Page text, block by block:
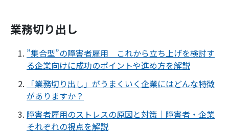
業務切り出し
”集合型”の障害者雇用 これから立ち上げを検討す
る企業向けに成功のポイントや進め方を解説
「業務切り出し」がうまくいく企業にはどんな特徴
がありますか？
障害者雇用のストレスの原因と対策｜障害者・企業
それぞれの視点を解説